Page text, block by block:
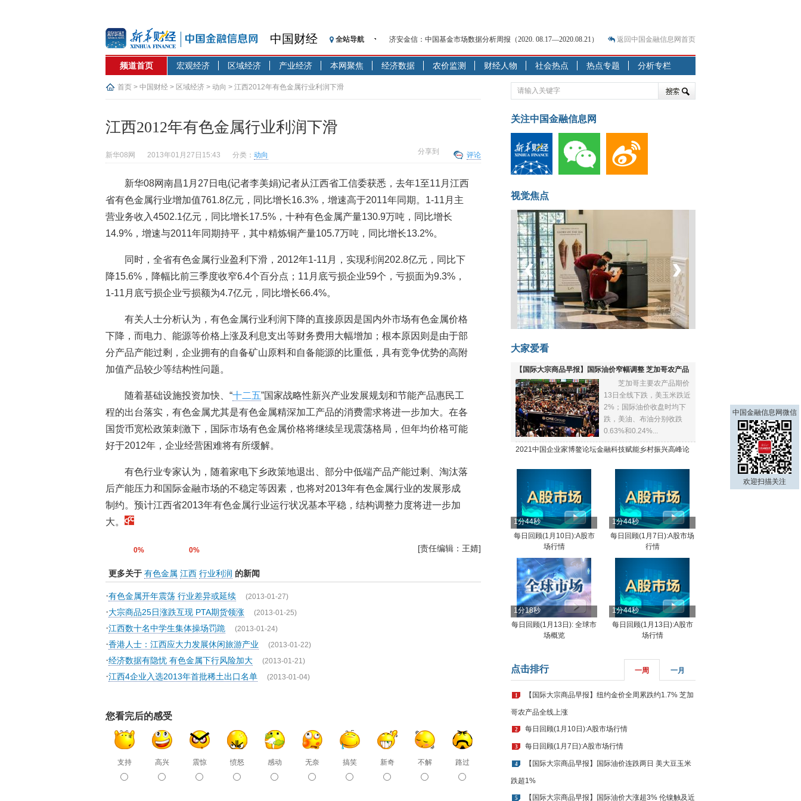
中国财经 全站导航
济安金信：中国基金市场数据分析周报（2020. 08.17—2020.08.21）
【见·闻】疫情下，新加坡旅游业步履维艰
记者手记：疫情下的香港零售业如何浴火重生？
【见·闻】疫情下一家香港传统零售商的转型突围之旅
济安金信：中国基金市场数据分析周报（2020. 07.27—2020.07.31）
【新华财经调查】同业存单、结构性存款玩起“跷跷板” 结构性失衡藏
央行公开市场净投放300亿元 短端资金利率明显下行
基本面及股市双轮冲击 债市回调十年期债表现最弱
沥青期货连续两日涨逾3% 沪银及两粕涨势喜人
恒生聚源：北斗收官之星发射成功，全产业链解析
返回中国金融信息网首页
频道首页 宏观经济 区域经济 产业经济 本网聚焦 经济数据 农价监测 财经人物 社会热点 热点专题 分析专栏
首页 > 中国财经 > 区域经济 > 动向 > 江西2012年有色金属行业利润下滑
江西2012年有色金属行业利润下滑
评论
分享到
新华08网 2013年01月27日15:43 分类： 动向
新华08网南昌1月27日电(记者李美娟)记者从江西省工信委获悉，去年1至11月江西
省有色金属行业增加值761.8亿元，同比增长16.3%，增速高于2011年同期。1-11月主
营业务收入4502.1亿元，同比增长17.5%，十种有色金属产量130.9万吨，同比增长
14.9%，增速与2011年同期持平，其中精炼铜产量105.7万吨，同比增长13.2%。
同时，全省有色金属行业盈利下滑，2012年1-11月，实现利润202.8亿元，同比下
降15.6%，降幅比前三季度收窄6.4个百分点；11月底亏损企业59个，亏损面为9.3%，
1-11月底亏损企业亏损额为4.7亿元，同比增长66.4%。
有关人士分析认为，有色金属行业利润下降的直接原因是国内外市场有色金属价格
下降，而电力、能源等价格上涨及利息支出等财务费用大幅增加；根本原因则是由于部
分产品产能过剩，企业拥有的自备矿山原料和自备能源的比重低，具有竞争优势的高附
加值产品较少等结构性问题。
随着基础设施投资加快、“十二五”国家战略性新兴产业发展规划和节能产品惠民工
程的出台落实，有色金属尤其是有色金属精深加工产品的消费需求将进一步加大。在各
国货币宽松政策刺激下，国际市场有色金属价格将继续呈现震荡格局，但年均价格可能
好于2012年，企业经营困难将有所缓解。
有色行业专家认为，随着家电下乡政策地退出、部分中低端产品产能过剩、淘汰落
后产能压力和国际金融市场的不稳定等因素，也将对2013年有色金属行业的发展形成
制约。预计江西省2013年有色金属行业运行状况基本平稳，结构调整力度将进一步加
大。
0% 0% [责任编辑：王婧]
更多关于 有色金属 江西 行业利润 的新闻
·有色金属开年震荡 行业差异或延续 (2013-01-27)
·大宗商品25日涨跌互现 PTA期货领涨 (2013-01-25)
·江西数十名中学生集体操场罚跪 (2013-01-24)
·香港人士：江西应大力发展休闲旅游产业 (2013-01-22)
·经济数据有隐忧 有色金属下行风险加大 (2013-01-21)
·江西4企业入选2013年首批稀土出口名单 (2013-01-04)
您看完后的感受
支持 高兴 震惊 愤怒 感动 无奈 搞笑 新奇 不解 路过
关注中国金融信息网
视觉焦点
菲律宾：防疫降级
‹ ›
大家爱看
【国际大宗商品早报】国际油价窄幅调整 芝加哥农产品
全线下跌
芝加哥主要农产品期价
13日全线下跌，美玉米跌近
2%；国际油价收盘时均下
跌，美油、布油分别收跌
0.63%和0.24%...
2021中国企业家博鳌论坛金融科技赋能乡村振兴高峰论
1分44秒
每日回顾(1月10日):A股市
场行情
1分44秒
每日回顾(1月7日):A股市场
行情
1分18秒
每日回顾(1月13日): 全球市
场概览
1分44秒
每日回顾(1月13日):A股市
场行情
点击排行 一周 一月
1 【国际大宗商品早报】纽约金价全周累跌约1.7% 芝加
哥农产品全线上涨
2 每日回顾(1月10日):A股市场行情
3 每日回顾(1月7日):A股市场行情
4 【国际大宗商品早报】国际油价连跌两日 美大豆玉米
跌超1%
5 【国际大宗商品早报】国际油价大涨超3% 伦镍触及近
中国金融信息网微信
欢迎扫描关注